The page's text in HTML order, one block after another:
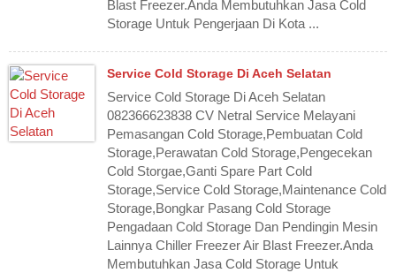
Blast Freezer.Anda Membutuhkan Jasa Cold
Storage Untuk Pengerjaan Di Kota ...
Service Cold Storage Di Aceh Selatan
Service Cold Storage Di Aceh Selatan
082366623838 CV Netral Service Melayani
Pemasangan Cold Storage,Pembuatan Cold
Storage,Perawatan Cold Storage,Pengecekan
Cold Storgae,Ganti Spare Part Cold
Storage,Service Cold Storage,Maintenance Cold
Storage,Bongkar Pasang Cold Storage
Pengadaan Cold Storage Dan Pendingin Mesin
Lainnya Chiller Freezer Air Blast Freezer.Anda
Membutuhkan Jasa Cold Storage Untuk